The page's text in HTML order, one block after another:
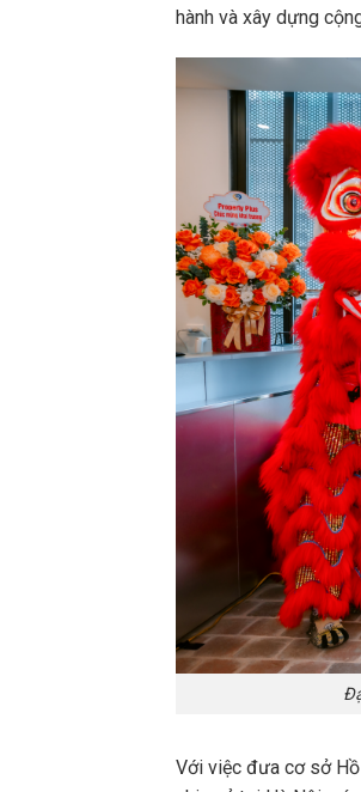
hành và xây dựng
Với việc đưa cơ sở